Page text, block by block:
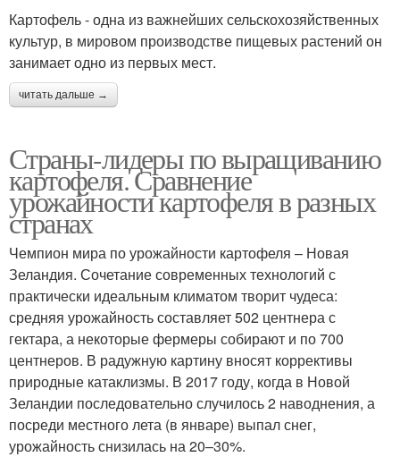
Картофель - одна из важнейших сельскохозяйственных
культур, в мировом производстве пищевых растений он
занимает одно из первых мест.
читать дальше →
Страны-лидеры по выращиванию
картофеля. Сравнение
урожайности картофеля в разных
странах
Чемпион мира по урожайности картофеля – Новая
Зеландия. Сочетание современных технологий с
практически идеальным климатом творит чудеса:
средняя урожайность составляет 502 центнера с
гектара, а некоторые фермеры собирают и по 700
центнеров. В радужную картину вносят коррективы
природные катаклизмы. В 2017 году, когда в Новой
Зеландии последовательно случилось 2 наводнения, а
посреди местного лета (в январе) выпал снег,
урожайность снизилась на 20–30%.